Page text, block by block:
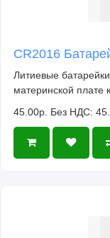
CR2016
Литиевые
материнской плате
45.00р. Без НДС: